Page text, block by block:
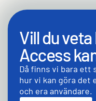
Vill du
Access
Då finns vi bara ett
hur vi kan göra det
och era användare.